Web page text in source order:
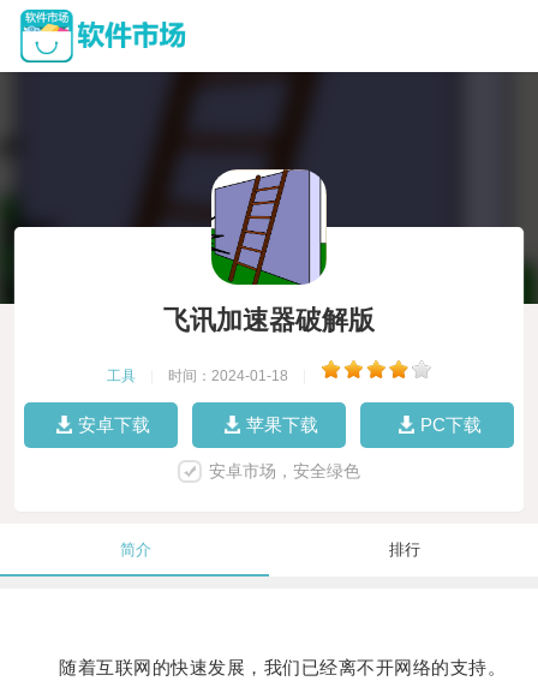
飞讯加速器破解版
工具 时间：2024-01-18
安卓下载 苹果下载 PC下载
安卓市场，安全绿色
简介 排行
随着互联网的快速发展，我们已经离不开网络的支持。